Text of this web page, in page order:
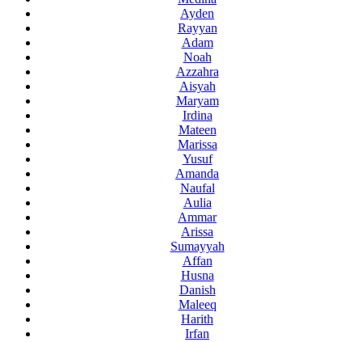
Ayden
Rayyan
Adam
Noah
Azzahra
Aisyah
Maryam
Irdina
Mateen
Marissa
Yusuf
Amanda
Naufal
Aulia
Ammar
Arissa
Sumayyah
Affan
Husna
Danish
Maleeq
Harith
Irfan